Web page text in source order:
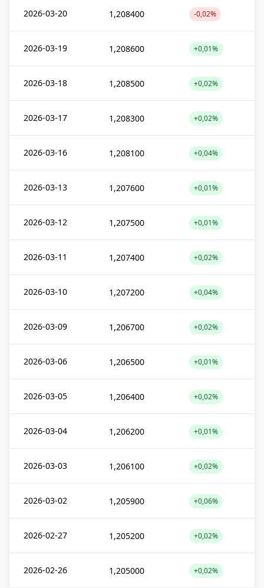
2026-03-20 1,208400 -0,02%
2026-03-19 1,208600 +0,01%
2026-03-18 1,208500 +0,02%
2026-03-17 1,208300 +0,02%
2026-03-16 1,208100 +0,04%
2026-03-13 1,207600 +0,01%
2026-03-12 1,207500 +0,01%
2026-03-11 1,207400 +0,02%
2026-03-10 1,207200 +0,04%
2026-03-09 1,206700 +0,02%
2026-03-06 1,206500 +0,01%
2026-03-05 1,206400 +0,02%
2026-03-04 1,206200 +0,01%
2026-03-03 1,206100 +0,02%
2026-03-02 1,205900 +0,06%
2026-02-27 1,205200 +0,02%
2026-02-26 1,205000 +0,02%